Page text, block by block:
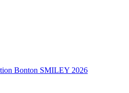
Bonton SMILEY 2026